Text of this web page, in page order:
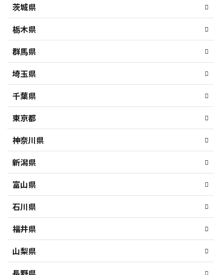
茨城県
栃木県
群馬県
埼玉県
千葉県
東京都
神奈川県
新潟県
富山県
石川県
福井県
山梨県